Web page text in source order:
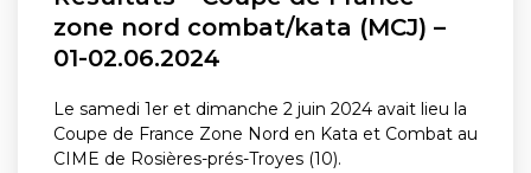
zone nord combat/kata (MCJ) –
01-02.06.2024
Le samedi 1er et dimanche 2 juin 2024 avait lieu la
Coupe de France Zone Nord en Kata et Combat au
CIME de Rosières-prés-Troyes (10).